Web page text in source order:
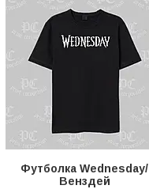
Футболка Wednesday/
Венздей